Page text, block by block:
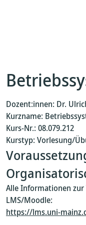
Dozent:innen: Dr.
Kurzname:
Kurs-Nr.: 08.079.212
Kurstyp: Vorlesung/
Alle Informationen
LMS/Moodle:
https://lms.uni-